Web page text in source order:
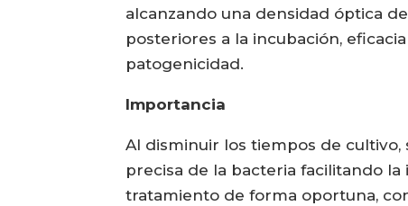
alcanzando una densidad óptica
posteriores a la incubación,
patogenicidad.
Importancia
Al disminuir los tiempos de
precisa de la bacteria facilitando
tratamiento de forma oportuna,